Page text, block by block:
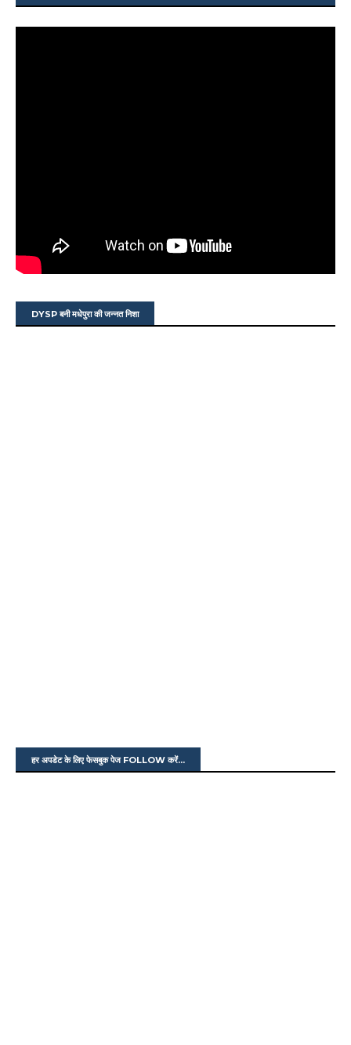
DYSP बनी मधेपुरा की जन्नत निशा
हर अपडेट के लिए फेसबुक पेज FOLLOW करें...